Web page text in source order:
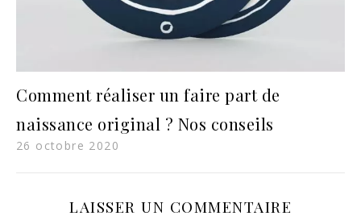
Comment réaliser un faire part de
naissance original ? Nos conseils
26 octobre 2020
LAISSER UN COMMENTAIRE